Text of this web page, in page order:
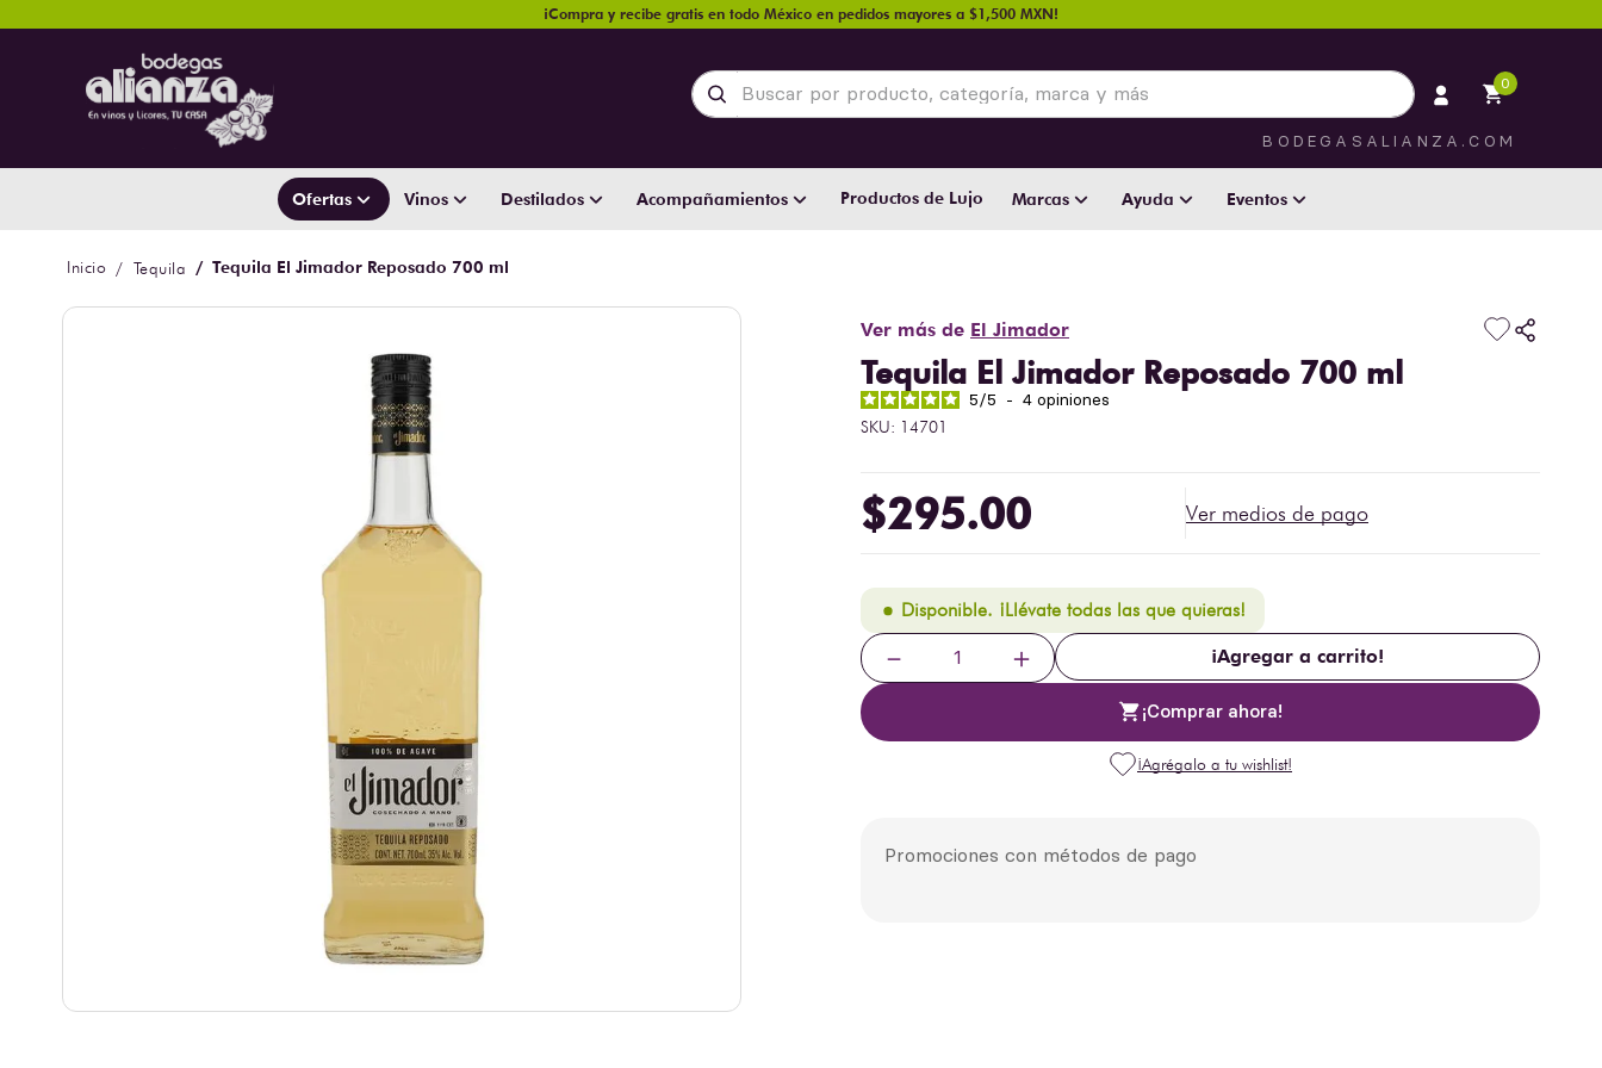
¡Compra y recibe gratis en todo México en pedidos mayores a $1,500 MXN!
Buscar por producto, categoría, marca y más 0
BODEGASALIANZA.COM
Ofertas Vinos Destilados Acompañamientos Productos de Lujo Marcas Ayuda Eventos
Tequila Tequila El Jimador Reposado 700 ml
Ver más de El Jimador
Tequila El Jimador Reposado 700 ml
5/5 - 4 opiniones
SKU: 14701
$295.00 Ver medios de pago
Disponible. ¡Llévate todas las que quieras!
＋
－ ¡Agregar a carrito!
¡Comprar ahora!
Promociones con métodos de pago